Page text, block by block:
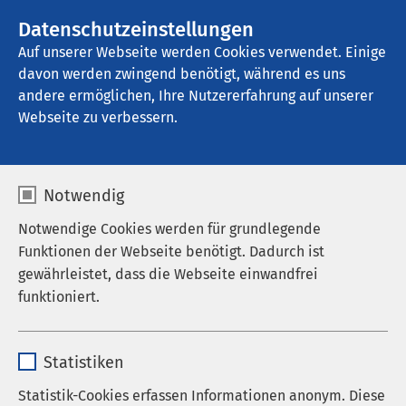
Datenschutzeinstellungen
Auf unserer Webseite werden Cookies verwendet. Einige
davon werden zwingend benötigt, während es uns
andere ermöglichen, Ihre Nutzererfahrung auf unserer
Webseite zu verbessern.
Notwendig
Notwendige Cookies werden für grundlegende
Funktionen der Webseite benötigt. Dadurch ist
gewährleistet, dass die Webseite einwandfrei
funktioniert.
Anbieter sgalinski
Statistiken
Statistik-Cookies erfassen Informationen anonym. Diese
Startseite der AMEOS Gruppe
Aktuelles
Unternehmensblog